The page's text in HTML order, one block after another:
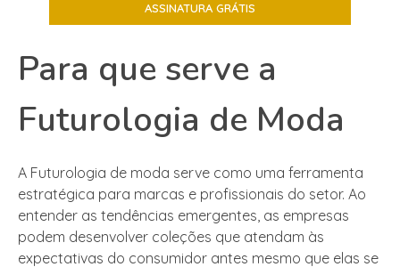
Para que serve a
Futurologia de Moda
A Futurologia de moda serve como uma ferramenta
estratégica para marcas e profissionais do setor. Ao
entender as tendências emergentes, as empresas
podem desenvolver coleções que atendam às
expectativas do consumidor antes mesmo que elas se